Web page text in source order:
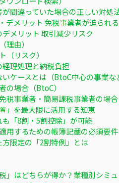
間違っていた場合の正しい対処
デメリット 免税事業者が迫られ
メリット 取引減少リスク
理由）
（リスク）
理処理と納税負担
ケースとは（BtoC中心の事業な
の場合（BtoC）
税事業者・簡易課税事業者の場合
」を最大限に活用する知恵
「8割・5割控除」が可能
用するための帳簿記載の必須要件
限定の「2割特例」とは
」はどちらが得か？業種別シミ